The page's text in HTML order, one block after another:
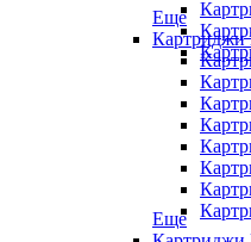
Еще
Картриджи
Еще